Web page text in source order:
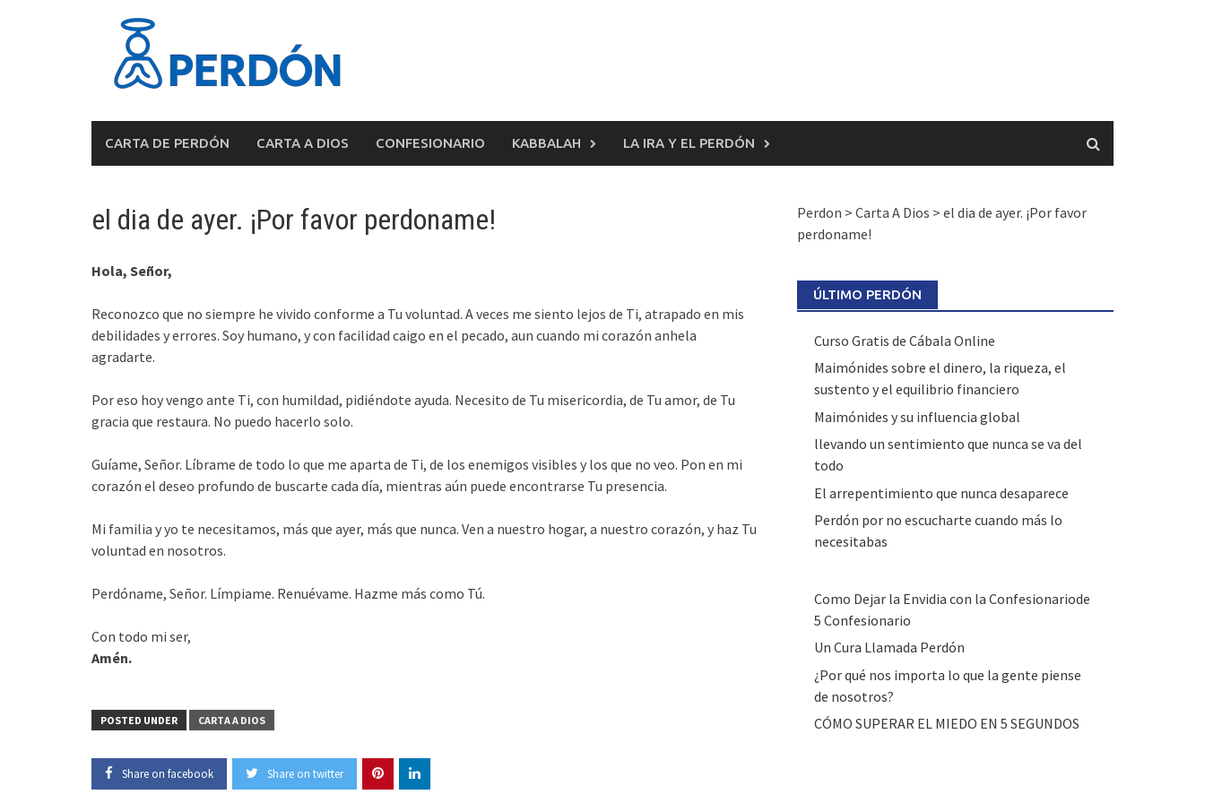
CARTA DE PERDÓN CARTA A DIOS CONFESIONARIO KABBALAH LA IRA Y EL PERDÓN
el dia de ayer. ¡Por favor perdoname!
Hola, Señor,
Reconozco que no siempre he vivido conforme a Tu voluntad. A veces me siento lejos de Ti, atrapado en mis
debilidades y errores. Soy humano, y con facilidad caigo en el pecado, aun cuando mi corazón anhela
agradarte.
Por eso hoy vengo ante Ti, con humildad, pidiéndote ayuda. Necesito de Tu misericordia, de Tu amor, de Tu
gracia que restaura. No puedo hacerlo solo.
Guíame, Señor. Líbrame de todo lo que me aparta de Ti, de los enemigos visibles y los que no veo. Pon en mi
corazón el deseo profundo de buscarte cada día, mientras aún puede encontrarse Tu presencia.
Mi familia y yo te necesitamos, más que ayer, más que nunca. Ven a nuestro hogar, a nuestro corazón, y haz Tu
voluntad en nosotros.
Perdóname, Señor. Límpiame. Renuévame. Hazme más como Tú.
Con todo mi ser,
Amén.
POSTED UNDER CARTA A DIOS
Share on facebook Share on twitter
Perdon > Carta A Dios > el dia de ayer. ¡Por favor
perdoname!
ÚLTIMO PERDÓN
Curso Gratis de Cábala Online
Maimónides sobre el dinero, la riqueza, el
sustento y el equilibrio financiero
Maimónides y su influencia global
llevando un sentimiento que nunca se va del
todo
El arrepentimiento que nunca desaparece
Perdón por no escucharte cuando más lo
necesitabas
Como Dejar la Envidia con la Confesionariode
5 Confesionario
Un Cura Llamada Perdón
¿Por qué nos importa lo que la gente piense
de nosotros?
CÓMO SUPERAR EL MIEDO EN 5 SEGUNDOS